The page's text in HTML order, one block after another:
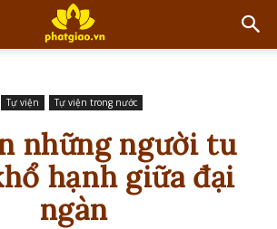
Tự viện Tự viện trong nước
những người tu
hạnh giữa đại
ngàn